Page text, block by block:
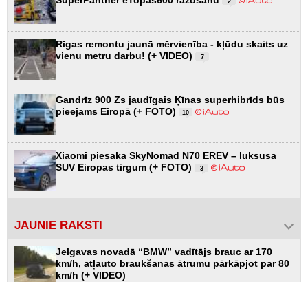
Rīgas remontu jaunā mērvienība - kļūdu skaits uz
vienu metru darbu! (+ VIDEO)
7
Gandrīz 900 Zs jaudīgais Ķīnas superhibrīds būs
pieejams Eiropā (+ FOTO)
10
Xiaomi piesaka SkyNomad N70 EREV – luksusa
SUV Eiropas tirgum (+ FOTO)
3
JAUNIE RAKSTI
Jelgavas novadā “BMW” vadītājs brauc ar 170
km/h, atļauto braukšanas ātrumu pārkāpjot par 80
km/h (+ VIDEO)